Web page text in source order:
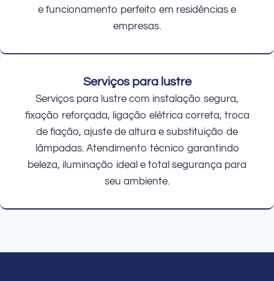
e funcionamento perfeito em residências e
empresas.
Serviços para lustre
Serviços para lustre com instalação segura,
fixação reforçada, ligação elétrica correta, troca
de fiação, ajuste de altura e substituição de
lâmpadas. Atendimento técnico garantindo
beleza, iluminação ideal e total segurança para
seu ambiente.